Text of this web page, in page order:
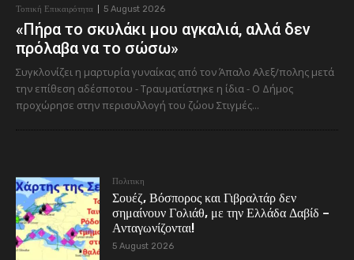
Τοπική Επικαιρότητα 5 August 2026
«Πήρα το σκυλάκι μου αγκαλιά, αλλά δεν
πρόλαβα να το σώσω»
Συγκλονίζει η μαρτυρία γυναίκας από τον Άπαλο Αλεξ/πολης μετά
την επίθεση αδέσποτου - Τραυματίστηκε η ίδια - Ο Δήμος
προχώρησε στην περισυλλογή του ζώου Στιγμές...
Πολιτικη
Σουέζ, Βόσπορος και Γιβραλτάρ δεν
σημαίνουν Γολιάθ, με την Ελλάδα Δαβίδ –
Ανταγωνίζονται!
5 August 2026